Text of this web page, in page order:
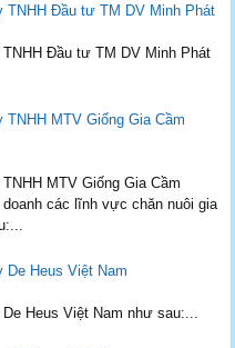
TNHH Đầu tư TM DV Minh Phát
Đầu tư TM DV Minh Phát
TNHH MTV Giống Gia Cầm
MTV Giống Gia Cầm
các lĩnh vực chăn nuôi gia
De Heus Việt Nam
Heus Việt Nam như sau:...